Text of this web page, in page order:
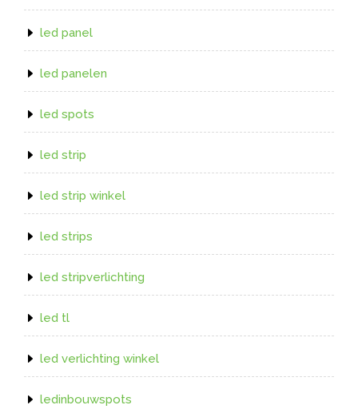
led panel
led panelen
led spots
led strip
led strip winkel
led strips
led stripverlichting
led tl
led verlichting winkel
ledinbouwspots